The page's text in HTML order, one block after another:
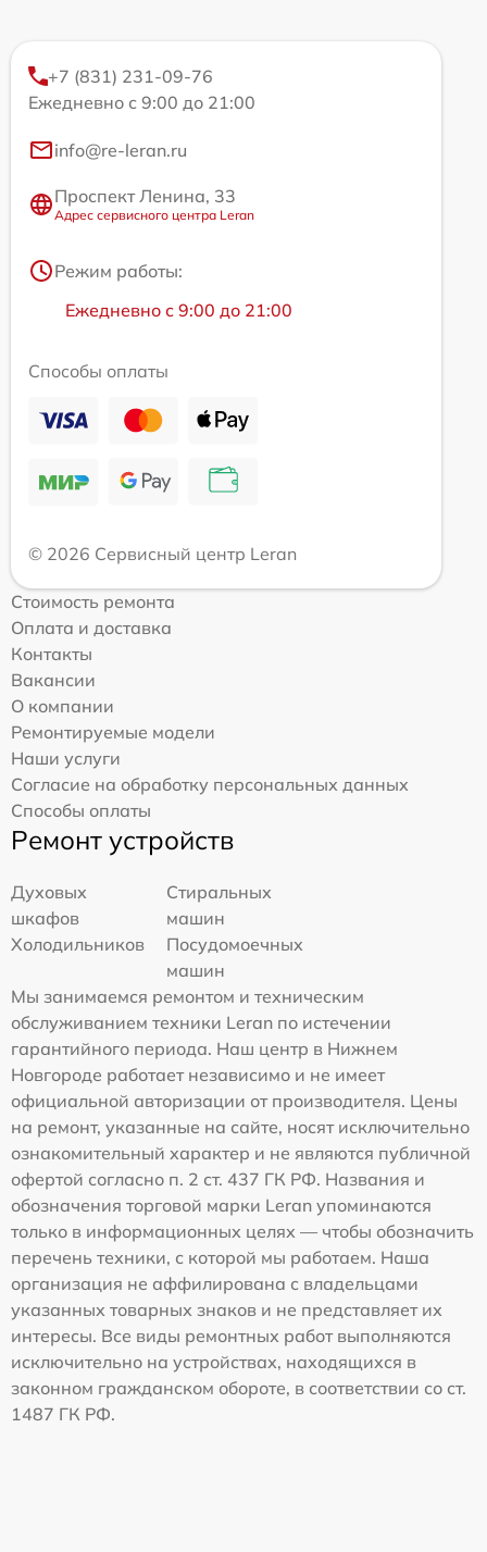
+7 (831) 231-09-76
Ежедневно с 9:00 до 21:00
info@re-leran.ru
Проспект Ленина, 33
Адрес сервисного центра Leran
Режим работы:
Ежедневно с 9:00 до 21:00
Способы оплаты
© 2026 Сервисный центр Leran
Стоимость ремонта
Оплата и доставка
Контакты
Вакансии
О компании
Ремонтируемые модели
Наши услуги
Согласие на обработку персональных данных
Способы оплаты
Ремонт устройств
Духовых
шкафов
Стиральных
машин
Холодильников
Посудомоечных
машин
Мы занимаемся ремонтом и техническим
обслуживанием техники Leran по истечении
гарантийного периода. Наш центр в Нижнем
Новгороде работает независимо и не имеет
официальной авторизации от производителя. Цены
на ремонт, указанные на сайте, носят исключительно
ознакомительный характер и не являются публичной
офертой согласно п. 2 ст. 437 ГК РФ. Названия и
обозначения торговой марки Leran упоминаются
только в информационных целях — чтобы обозначить
перечень техники, с которой мы работаем. Наша
организация не аффилирована с владельцами
указанных товарных знаков и не представляет их
интересы. Все виды ремонтных работ выполняются
исключительно на устройствах, находящихся в
законном гражданском обороте, в соответствии со ст.
1487 ГК РФ.